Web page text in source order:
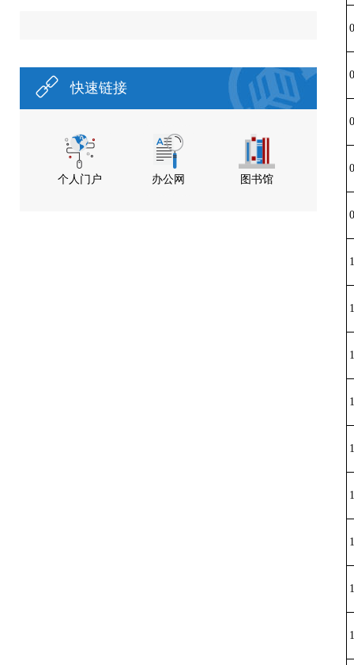
快速链接
个人门户 办公网 图书馆